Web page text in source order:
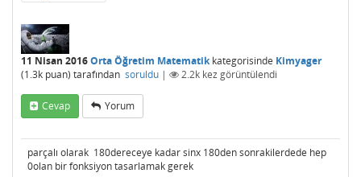
11 Nisan 2016Orta Öğretim Matematikkategorisinde Kimyager
(1.3k puan) tarafından soruldu | 2.2k kez görüntülendi
Cevap Yorum
parçalı olarak 180dereceye kadar sinx 180den sonrakilerdede hep
0olan bir fonksiyon tasarlamak gerek